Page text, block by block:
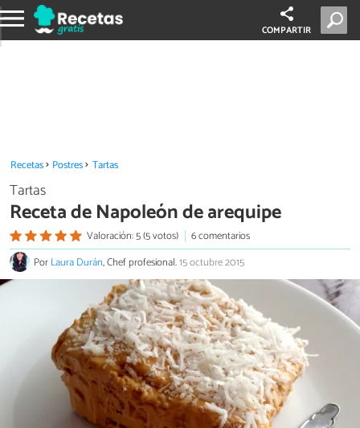
COMPARTIR
Recetas Postres Tartas
Tartas
Receta de Napoleón de arequipe
Valoración: 5 (5 votos)
6 comentarios
PorLaura Durán, Chef profesional.15 octubre 2015